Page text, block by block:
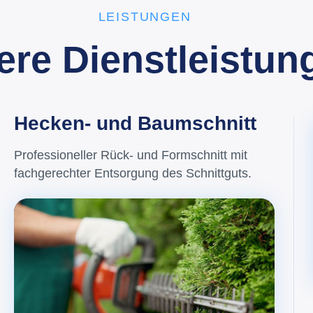
LEISTUNGEN
Hecken- und Baumschnitt
Professioneller Rück- und Formschnitt mit
fachgerechter Entsorgung des Schnittguts.